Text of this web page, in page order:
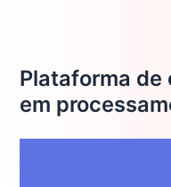
Plataforma
em